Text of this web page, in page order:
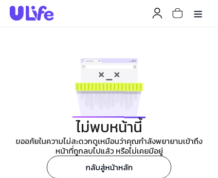
ไม่พบหน้านี้
ขออภัยในความไม่สะดวกดูเหมือนว่าคุณกำลังพยายามเข้าถึง
หน้าที่ถูกลบไปแล้ว หรือไม่เคยมีอยู่
กลับสู่หน้าหลัก